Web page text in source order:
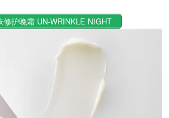
修护晚霜 UN-WRINKLE NIGHT